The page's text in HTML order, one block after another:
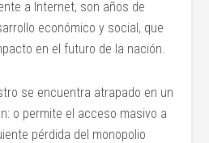
a Internet, son años de
económico y social, que
en el futuro de la nación.
se encuentra atrapado en un
o permite el acceso masivo a
pérdida del monopolio